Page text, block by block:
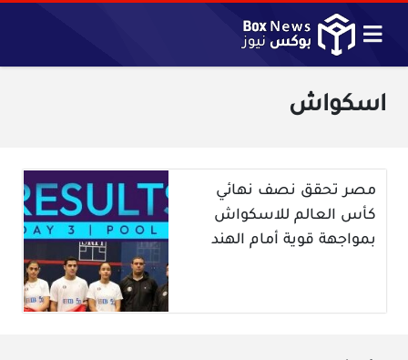
اسكواش
مصر تحقق نصف نهائي
كأس العالم للاسكواش
بمواجهة قوية أمام الهند